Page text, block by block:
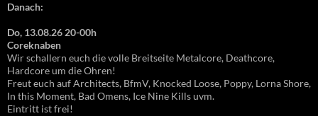
Danach:
Do, 13.08.26 20-00h
Coreknaben
Wir schallern euch die volle Breitseite Metalcore, Deathcore,
Hardcore um die Ohren!
Freut euch auf Architects, BfmV, Knocked Loose, Poppy, Lorna Shore,
In this Moment, Bad Omens, Ice Nine Kills uvm.
Eintritt ist frei!